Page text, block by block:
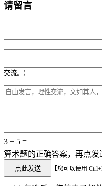
请留言
交流。）
3 + 5 =
算术题的正确答案，再点发
【您可以使用